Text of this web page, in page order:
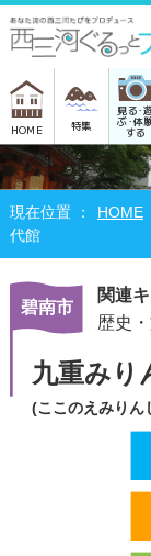
HOME 特集
見る･遊
ぶ･体
する
HOME
代館
碧南市
関連
歴史
九重みり
(ここのえみりん